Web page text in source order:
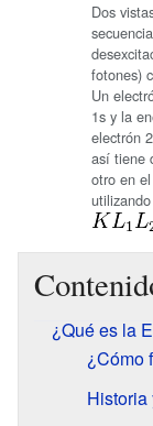
Dos
fotones)
Un
1s y la
electrón
así tiene
otro en
¿Qué es la
¿Cómo